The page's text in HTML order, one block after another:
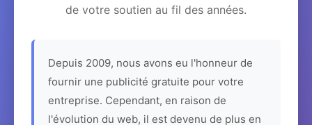
de votre soutien au fil des années.
Depuis 2009, nous avons eu l'honneur de
fournir une publicité gratuite pour votre
entreprise. Cependant, en raison de
l'évolution du web, il est devenu de plus en